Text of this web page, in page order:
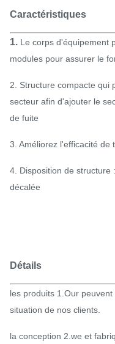
Caractéristiques
1. Le corps d'équipement
modules pour assurer le
2. Structure compacte qui
secteur afin d'ajouter le
de fuite
3. Améliorez l'efficacité de
4. Disposition de structure
décalée
Détails
les produits 1.Our
situation de nos clients.
la conception 2.we et